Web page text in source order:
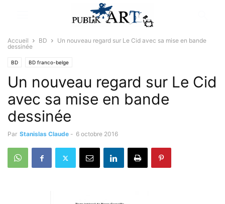
Accueil BD
Un nouveau regard sur Le Cid avec sa mise en bande
dessinée
BD BD franco-belge
Un nouveau regard sur Le Cid
avec sa mise en bande
dessinée
Par Stanislas Claude - 6 octobre 2016